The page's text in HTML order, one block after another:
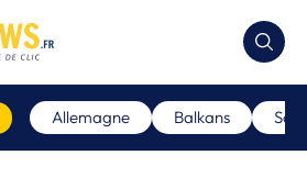
Allemagne Balkans